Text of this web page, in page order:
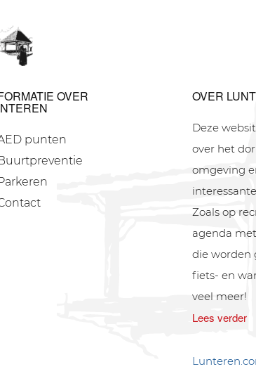
OVER
punten
OVER
Deze
over het
omgeving
Zoals op
agenda
die worden
fiets- en
veel meer!
Lees verder